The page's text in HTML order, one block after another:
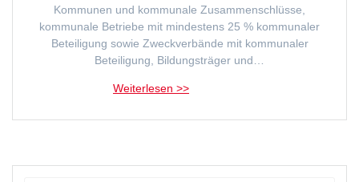
Kommunen und kommunale Zusammenschlüsse,
kommunale Betriebe mit mindestens 25 % kommunaler
Beteiligung sowie Zweckverbände mit kommunaler
Beteiligung, Bildungsträger und…